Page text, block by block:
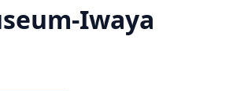
Iwaya